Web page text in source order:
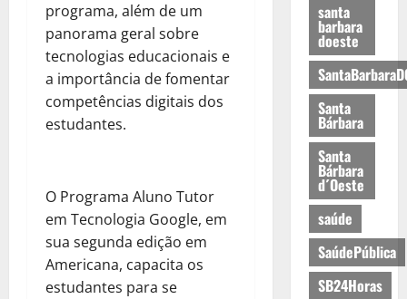
programa, além de um
panorama geral sobre
tecnologias educacionais e
a importância de fomentar
competências digitais dos
estudantes.
O Programa Aluno Tutor
em Tecnologia Google, em
sua segunda edição em
Americana, capacita os
estudantes para se
santa
barbara
doeste
Santa
Bárbara
Santa
Bárbara
d´Oeste
saúde
SaúdePública
SB24Horas